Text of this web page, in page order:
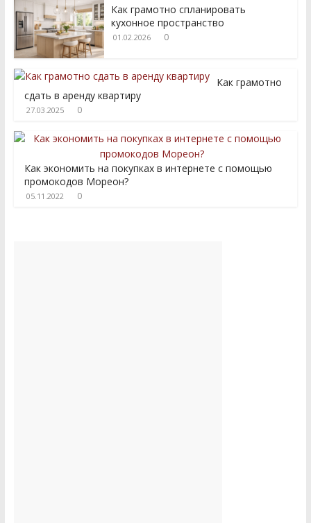
Как грамотно спланировать
кухонное пространство
01.02.2026 0
Как грамотно
сдать в аренду квартиру
27.03.2025 0
Как экономить на покупках в интернете с помощью
промокодов Мореон?
05.11.2022 0